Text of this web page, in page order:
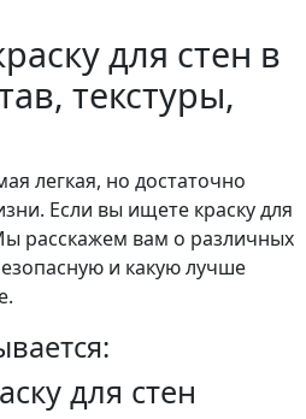
для стен в
текстуры,
легкая, но достаточно
Если вы ищете краску для
расскажем вам о различных
и какую лучше
для стен